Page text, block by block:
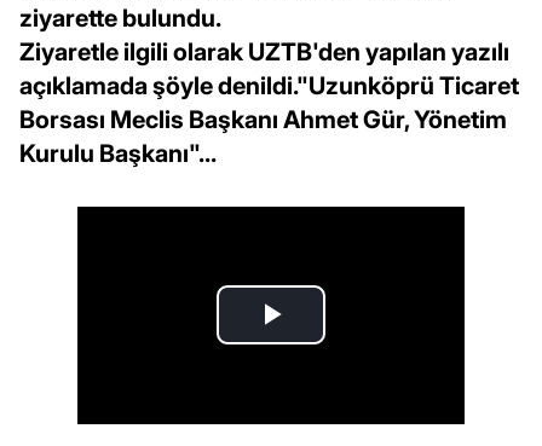
ziyarette bulundu.
Ziyaretle ilgili olarak UZTB'den yapılan yazılı
açıklamada şöyle denildi."Uzunköprü Ticaret
Borsası Meclis Başkanı Ahmet Gür, Yönetim
Kurulu Başkanı"...